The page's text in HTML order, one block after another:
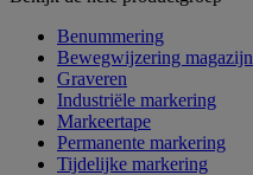
Benummering
Bewegwijzering magazijn
Graveren
Industriële markering
Markeertape
Permanente markering
Tijdelijke markering